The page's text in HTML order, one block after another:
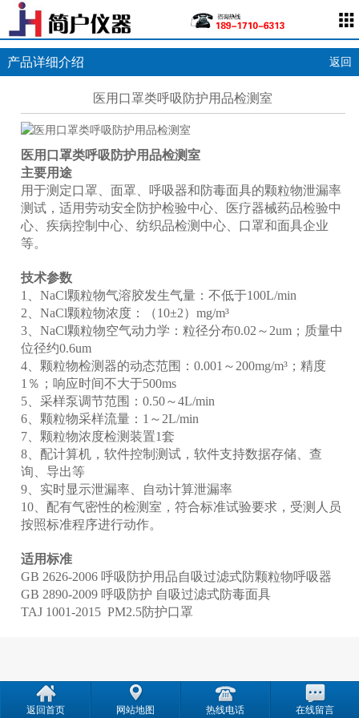
产品详细介绍 返回
医用口罩类呼吸防护用品检测室
医用口罩类呼吸防护用品检测室
主要用途
用于测定口罩、面罩、呼吸器和防毒面具的颗粒物泄漏率
测试，适用劳动安全防护检验中心、医疗器械药品检验中
心、疾病控制中心、纺织品检测中心、口罩和面具企业
等。
技术参数
1、NaCl颗粒物气溶胶发生气量：不低于100L/min
2、NaCl颗粒物浓度：（10±2）mg/m³
3、NaCl颗粒物空气动力学：粒径分布0.02～2um；质量中
位径约0.6um
4、颗粒物检测器的动态范围：0.001～200mg/m³；精度
1％；响应时间不大于500ms
5、采样泵调节范围：0.50～4L/min
6、颗粒物采样流量：1～2L/min
7、颗粒物浓度检测装置1套
8、配计算机，软件控制测试，软件支持数据存储、查
询、导出等
9、实时显示泄漏率、自动计算泄漏率
10、配有气密性的检测室，符合标准试验要求，受测人员
按照标准程序进行动作。
适用标准
GB 2626-2006 呼吸防护用品自吸过滤式防颗粒物呼吸器
GB 2890-2009 呼吸防护 自吸过滤式防毒面具
TAJ 1001-2015 PM2.5防护口罩
返回首页 网站地图 热线电话 在线留言